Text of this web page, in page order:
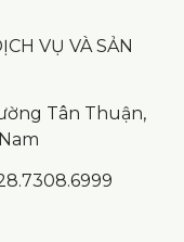
VỤ VÀ SẢN
Tân Thuận,